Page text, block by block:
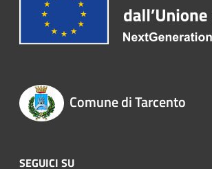
Comune di Tarcento
SEGUICI SU